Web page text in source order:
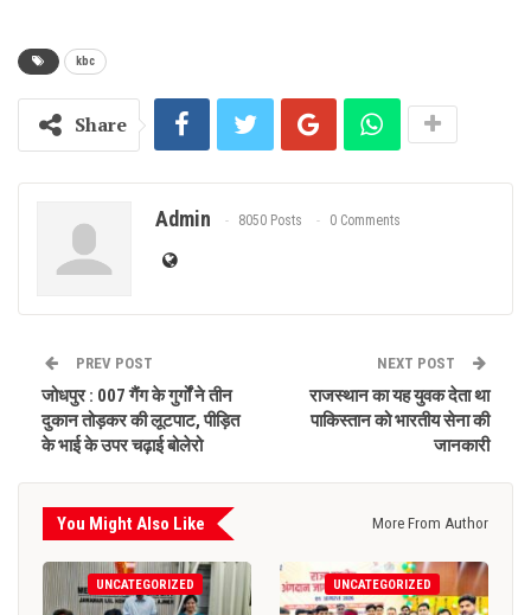
kbc
Share
Admin 8050 Posts 0 Comments
PREV POST
जोधपुर : 007 गैंग के गुर्गों ने तीन
दुकान तोड़कर की लूटपाट, पीड़ित
के भाई के उपर चढ़ाई बोलेरो
NEXT POST
राजस्थान का यह युवक देता था
पाकिस्तान को भारतीय सेना की
जानकारी
You Might Also Like More From Author
UNCATEGORIZED UNCATEGORIZED